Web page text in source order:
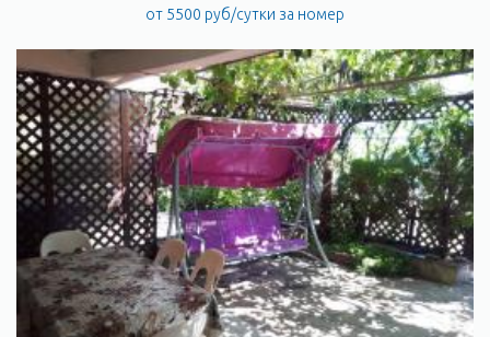
от 5500 руб/сутки за номер